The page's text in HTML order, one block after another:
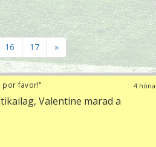
16 17 »
4
favor!"
Valentine marad a